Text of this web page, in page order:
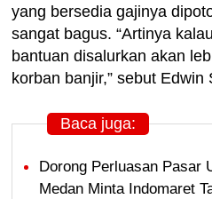
yang bersedia gajinya
sangat bagus. “Artinya
bantuan disalurkan akan
korban banjir,” sebut Edwin
Baca juga:
Dorong Perluasan Pasar
Medan Minta Indomaret